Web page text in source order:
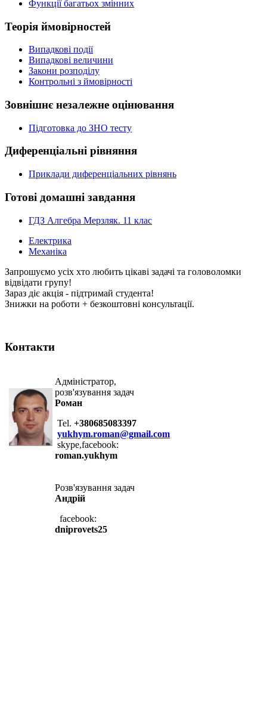
Функції багатьох змінних
Теорія ймовірностей
Випадкові події
Випадкові величини
Закони розподілу
Контрольні з ймовірності
Зовнішнє незалежне оцінювання
Підготовка до ЗНО тесту
Диференціальні рівняння
Приклади диференціальних рівнянь
Готові домашні завдання
ГДЗ Алгебра Мерзляк. 11 клас
Електрика
Механіка
Запрошуємо усіх хто любить цікаві задачі та головоломки
відвідати групу!
Зараз діє акція - підтримай студента!
Знижки на роботи + безкоштовні консультації.
Контакти
Адміністратор,
розв'язування задач
Роман
Tel. +380685083397
yukhym.roman@gmail.com
skype,facebook:
roman.yukhym
Розв'язування задач
Андрій
facebook:
dniprovets25